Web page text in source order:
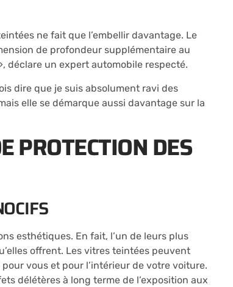
ne fait que l’embellir davantage. Le
de profondeur supplémentaire au
déclare un expert automobile respecté.
dire que je suis absolument ravi des
elle se démarque aussi davantage sur la
PROTECTION DES
esthétiques. En fait, l’un de leurs plus
offrent. Les vitres teintées peuvent
vous et pour l’intérieur de votre voiture.
délétères à long terme de l’exposition aux